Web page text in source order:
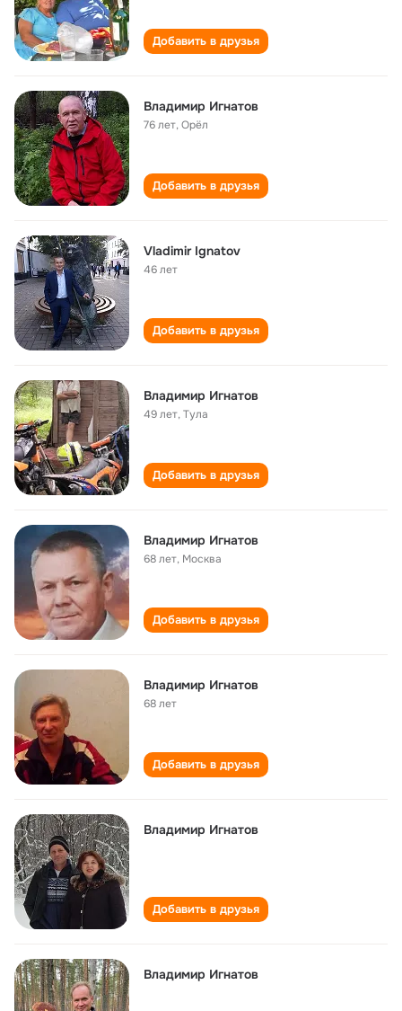
Добавить в друзья
Владимир Игнатов
76 лет,Орёл
Добавить в друзья
Vladimir Ignatov
46 лет
Добавить в друзья
Владимир Игнатов
49 лет,Тула
Добавить в друзья
Владимир Игнатов
68 лет, Москва
Добавить в друзья
Владимир Игнатов
68 лет
Добавить в друзья
Владимир Игнатов
Добавить в друзья
Владимир Игнатов